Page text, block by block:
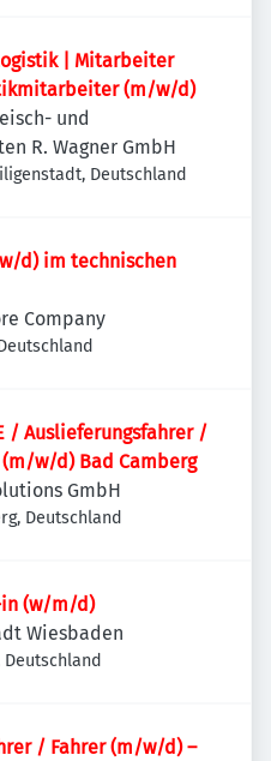
| Mitarbeiter
(m/w/d)
und
R. Wagner GmbH
Deutschland
d) im technischen
Company
/ Auslieferungsfahrer /
w/d) Bad Camberg
GmbH
Deutschland
(w/m/d)
Wiesbaden
Deutschland
/ Fahrer (m/w/d) –